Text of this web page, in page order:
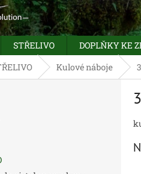
STŘELIVO DOPLŇKY KE
Kulové náboje